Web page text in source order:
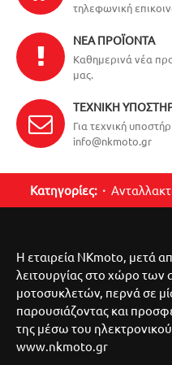
τηλεφωνική
ΝΈΑ ΠΡΟΪΌΝΤΑ
Καθημερινά νέα
μας.
ΤΕΧΝΙΚΉ
Για τεχνική
info@nkmoto.gr
Κατηγορίες:
Η εταιρεία NKmoto, μετά
λειτουργίας στο χώρο των
μοτοσυκλετών, περνά σε
παρουσιάζοντας και
της μέσω του
www.nkmoto.gr